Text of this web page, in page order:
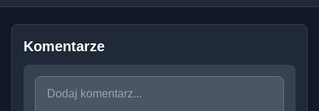
Komentarze